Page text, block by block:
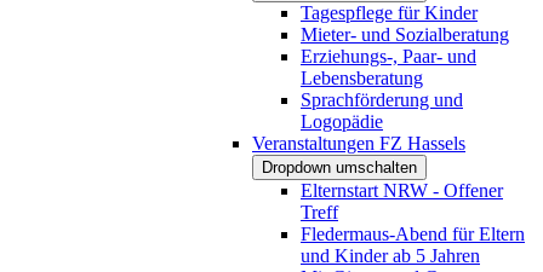
Tagespflege für Kinder
Mieter- und Sozialberatung
Erziehungs-, Paar- und
Lebensberatung
Sprachförderung und
Logopädie
Veranstaltungen FZ Hassels
Dropdown umschalten
Elternstart NRW - Offener
Treff
Fledermaus-Abend für Eltern
und Kinder ab 5 Jahren